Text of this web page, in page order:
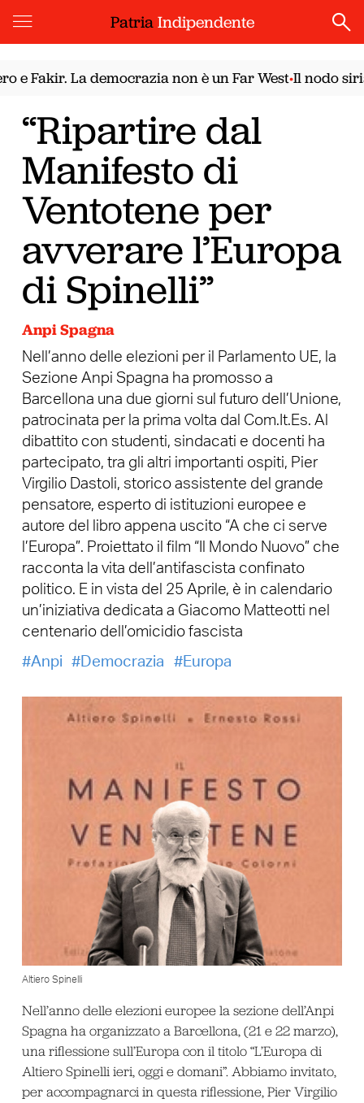
PatriaIndipendente
La democrazia non è un Far West•Il nodo siriano.
“Ripartire dal
Manifesto di
Ventotene per
avverare l’Europa
di Spinelli”
Anpi Spagna
Nell’anno delle elezioni per il Parlamento UE, la
Sezione Anpi Spagna ha promosso a
Barcellona una due giorni sul futuro dell’Unione,
patrocinata per la prima volta dal Com.It.Es. Al
dibattito con studenti, sindacati e docenti ha
partecipato, tra gli altri importanti ospiti, Pier
Virgilio Dastoli, storico assistente del grande
pensatore, esperto di istituzioni europee e
autore del libro appena uscito “A che ci serve
l’Europa”. Proiettato il film “Il Mondo Nuovo” che
racconta la vita dell’antifascista confinato
politico. E in vista del 25 Aprile, è in calendario
un’iniziativa dedicata a Giacomo Matteotti nel
centenario dell’omicidio fascista
Anpi
Democrazia Europa
Altiero Spinelli
Nell’anno delle elezioni europee la sezione dell’Anpi
Spagna ha organizzato a Barcellona, (21 e 22 marzo),
una riflessione sull’Europa con il titolo “L’Europa di
Altiero Spinelli ieri, oggi e domani”. Abbiamo invitato,
per accompagnarci in questa riflessione, Pier Virgilio